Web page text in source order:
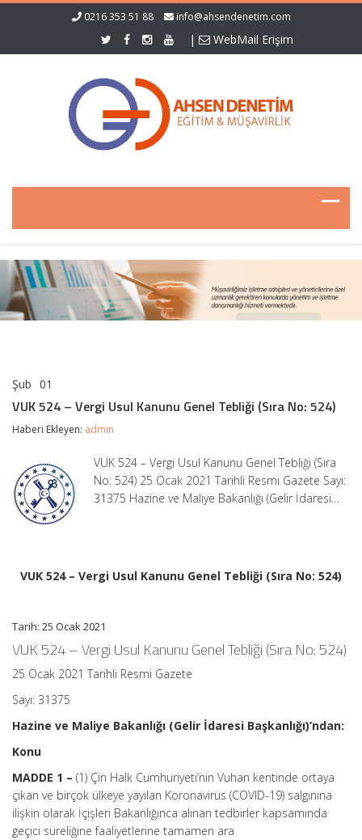
0216 353 51 88 info@ahsendenetim.com
| WebMail Erişim
Şub 01
–
Vergi
Genel
Tebliği
(Sıra
No:
VUK 524 – Vergi Usul Kanunu Genel Tebliği (Sıra No: 524)
Haberi Ekleyen: admin
VUK 524 – Vergi Usul Kanunu Genel Tebliği (Sıra
No: 524) 25 Ocak 2021 Tarihli Resmi Gazete Sayı:
31375 Hazine ve Maliye Bakanlığı (Gelir İdaresi…
VUK 524 – Vergi Usul Kanunu Genel Tebliği (Sıra No: 524)
Tarih: 25 Ocak 2021
VUK 524 – Vergi Usul Kanunu Genel Tebliği (Sıra No: 524)
25 Ocak 2021 Tarihli Resmi Gazete
Sayı: 31375
Hazine ve Maliye Bakanlığı (Gelir İdaresi Başkanlığı)’ndan:
Konu
MADDE 1 – (1) Çin Halk Cumhuriyeti’nin Vuhan kentinde ortaya
çıkan ve birçok ülkeye yayılan Koronavirüs (COVID-19) salgınına
ilişkin olarak İçişleri Bakanlığınca alınan tedbirler kapsamında
geçici süreliğine faaliyetlerine tamamen ara